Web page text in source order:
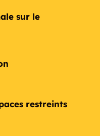
sur le
restreints